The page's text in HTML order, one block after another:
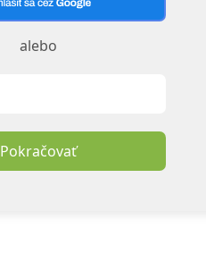
alebo
Pokračovať